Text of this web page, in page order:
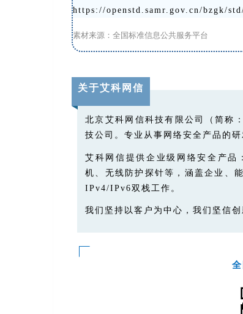
https://openstd.samr.gov.cn/bzgk/
素材来源：全国标准信息公共服务平台
关于艾科网信
北京艾科网信科技有限公司（简称
技公司。专业从事网络安全产品的
艾科网信提供企业级网络安全产
机、无线防护探针等，涵盖企业、
IPv4/IPv6双栈工作。
我们坚持以客户为中心，我们坚信